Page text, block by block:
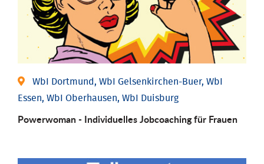
WbI Dortmund, WbI Gelsenkirchen-Buer, WbI
Essen, WbI Oberhausen, WbI Duisburg
Powerwoman - Individu­elles Job­coaching für Frauen